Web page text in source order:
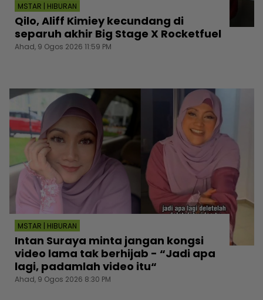
MSTAR | HIBURAN
Qilo, Aliff Kimiey kecundang di
separuh akhir Big Stage X Rocketfuel
Ahad, 9 Ogos 2026 11:59 PM
MSTAR | HIBURAN
Intan Suraya minta jangan kongsi
video lama tak berhijab - “Jadi apa
lagi, padamlah video itu“
Ahad, 9 Ogos 2026 8:30 PM